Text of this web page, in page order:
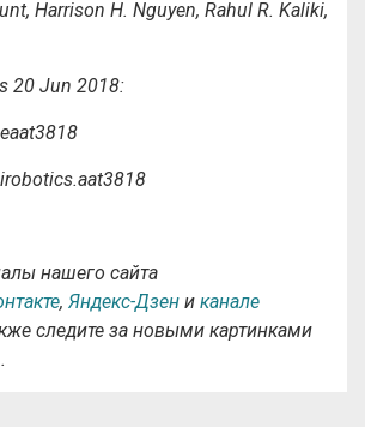
Harrison H. Nguyen, Rahul R. Kaliki,
20 Jun 2018:
нашего сайта
, Яндекс-Дзен и канале
следите за новыми картинками
.